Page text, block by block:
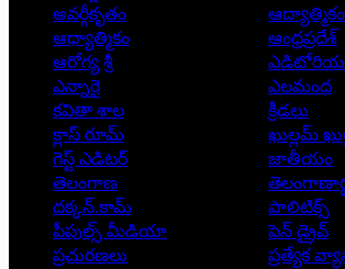
అవర్గీకృతం
ఆద్యాత్మికం
ఆధ్యాత్మికం
ఆంధ్రప్రదేశ్
ఆరోగ్య శ్రీ
ఎన్నారై
ఎలమంద
కవితా శాల
క్రీడలు
క్లాస్ రూమ్
ఖుల్లమ్
గెస్ట్ ఎడిటర్
జాతీయం
తెలంగాణ
దక్కన్.కామ్
పాలిటిక్స్
పీపుల్స్ ‌మీడియా
పెన్ డ్రైవ్
ప్రచురణలు
ప్రత్యేక